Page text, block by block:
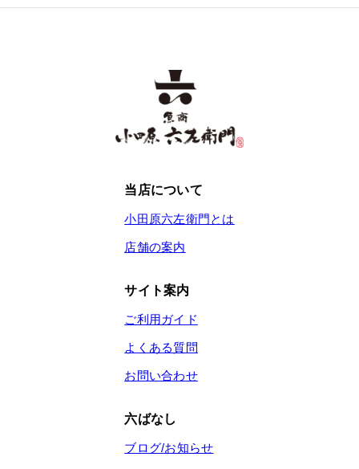
当店について
小田原六左衛門とは
店舗の案内
サイト案内
ご利用ガイド
よくある質問
お問い合わせ
六ばなし
ブログ/お知らせ